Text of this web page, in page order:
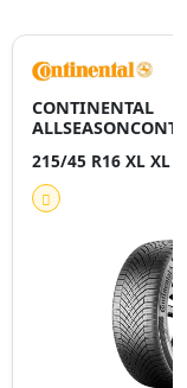
CONTINENTAL
215/45 R16 XL XL